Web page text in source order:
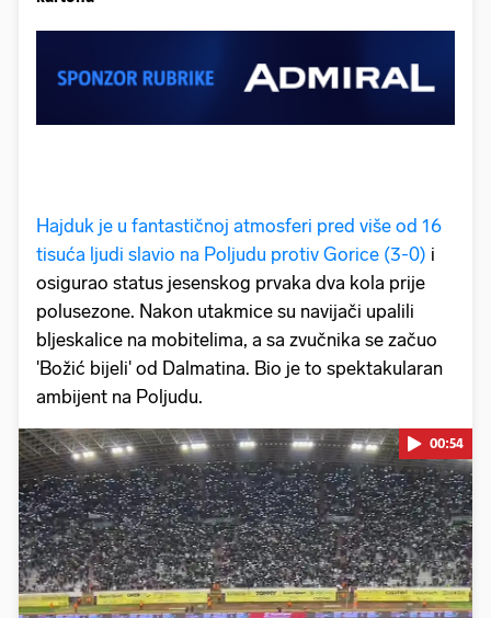
Hajduk je u fantastičnoj atmosferi pred više od 16
tisuća ljudi slavio na Poljudu protiv Gorice (3-0) i
osigurao status jesenskog prvaka dva kola prije
polusezone. Nakon utakmice su navijači upalili
bljeskalice na mobitelima, a sa zvučnika se začuo
'Božić bijeli' od Dalmatina. Bio je to spektakularan
ambijent na Poljudu.
Pokretanje videa...
00:54